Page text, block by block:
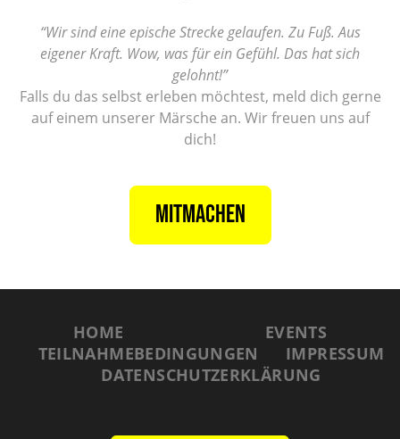
“Wir sind eine epische Strecke gelaufen. Zu Fuß. Aus
eigener Kraft. Wow, was für ein Gefühl. Das hat sich
gelohnt!”
Falls du das selbst erleben möchtest, meld dich gerne
auf einem unserer Märsche an. Wir freuen uns auf
dich!
MITMACHEN
HOME
EVENTS
TEILNAHMEBEDINGUNGEN
IMPRESSUM
DATENSCHUTZERKLÄRUNG